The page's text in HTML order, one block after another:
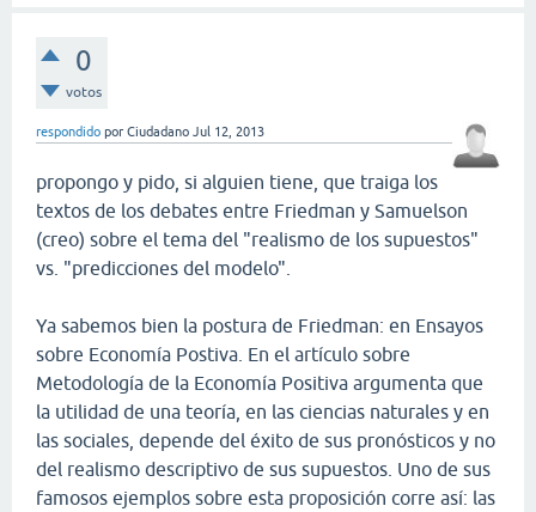
0
votos
respondido por Ciudadano Jul 12, 2013
propongo y pido, si alguien tiene, que traiga los
textos de los debates entre Friedman y Samuelson
(creo) sobre el tema del "realismo de los supuestos"
vs. "predicciones del modelo".
Ya sabemos bien la postura de Friedman: en Ensayos
sobre Economía Postiva. En el artículo sobre
Metodología de la Economía Positiva argumenta que
la utilidad de una teoría, en las ciencias naturales y en
las sociales, depende del éxito de sus pronósticos y no
del realismo descriptivo de sus supuestos. Uno de sus
famosos ejemplos sobre esta proposición corre así: las